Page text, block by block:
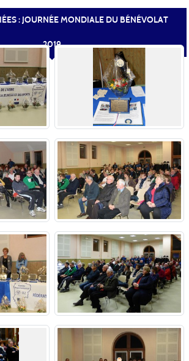
: JOURNÉE MONDIALE DU BÉNÉVOLAT
2019